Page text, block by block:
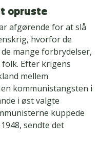
opruste
afgørende for at slå
hvorfor de
mange forbrydelser,
Efter krigens
mellem
kommunistangsten i
i øst valgte
kuppede
sendte det